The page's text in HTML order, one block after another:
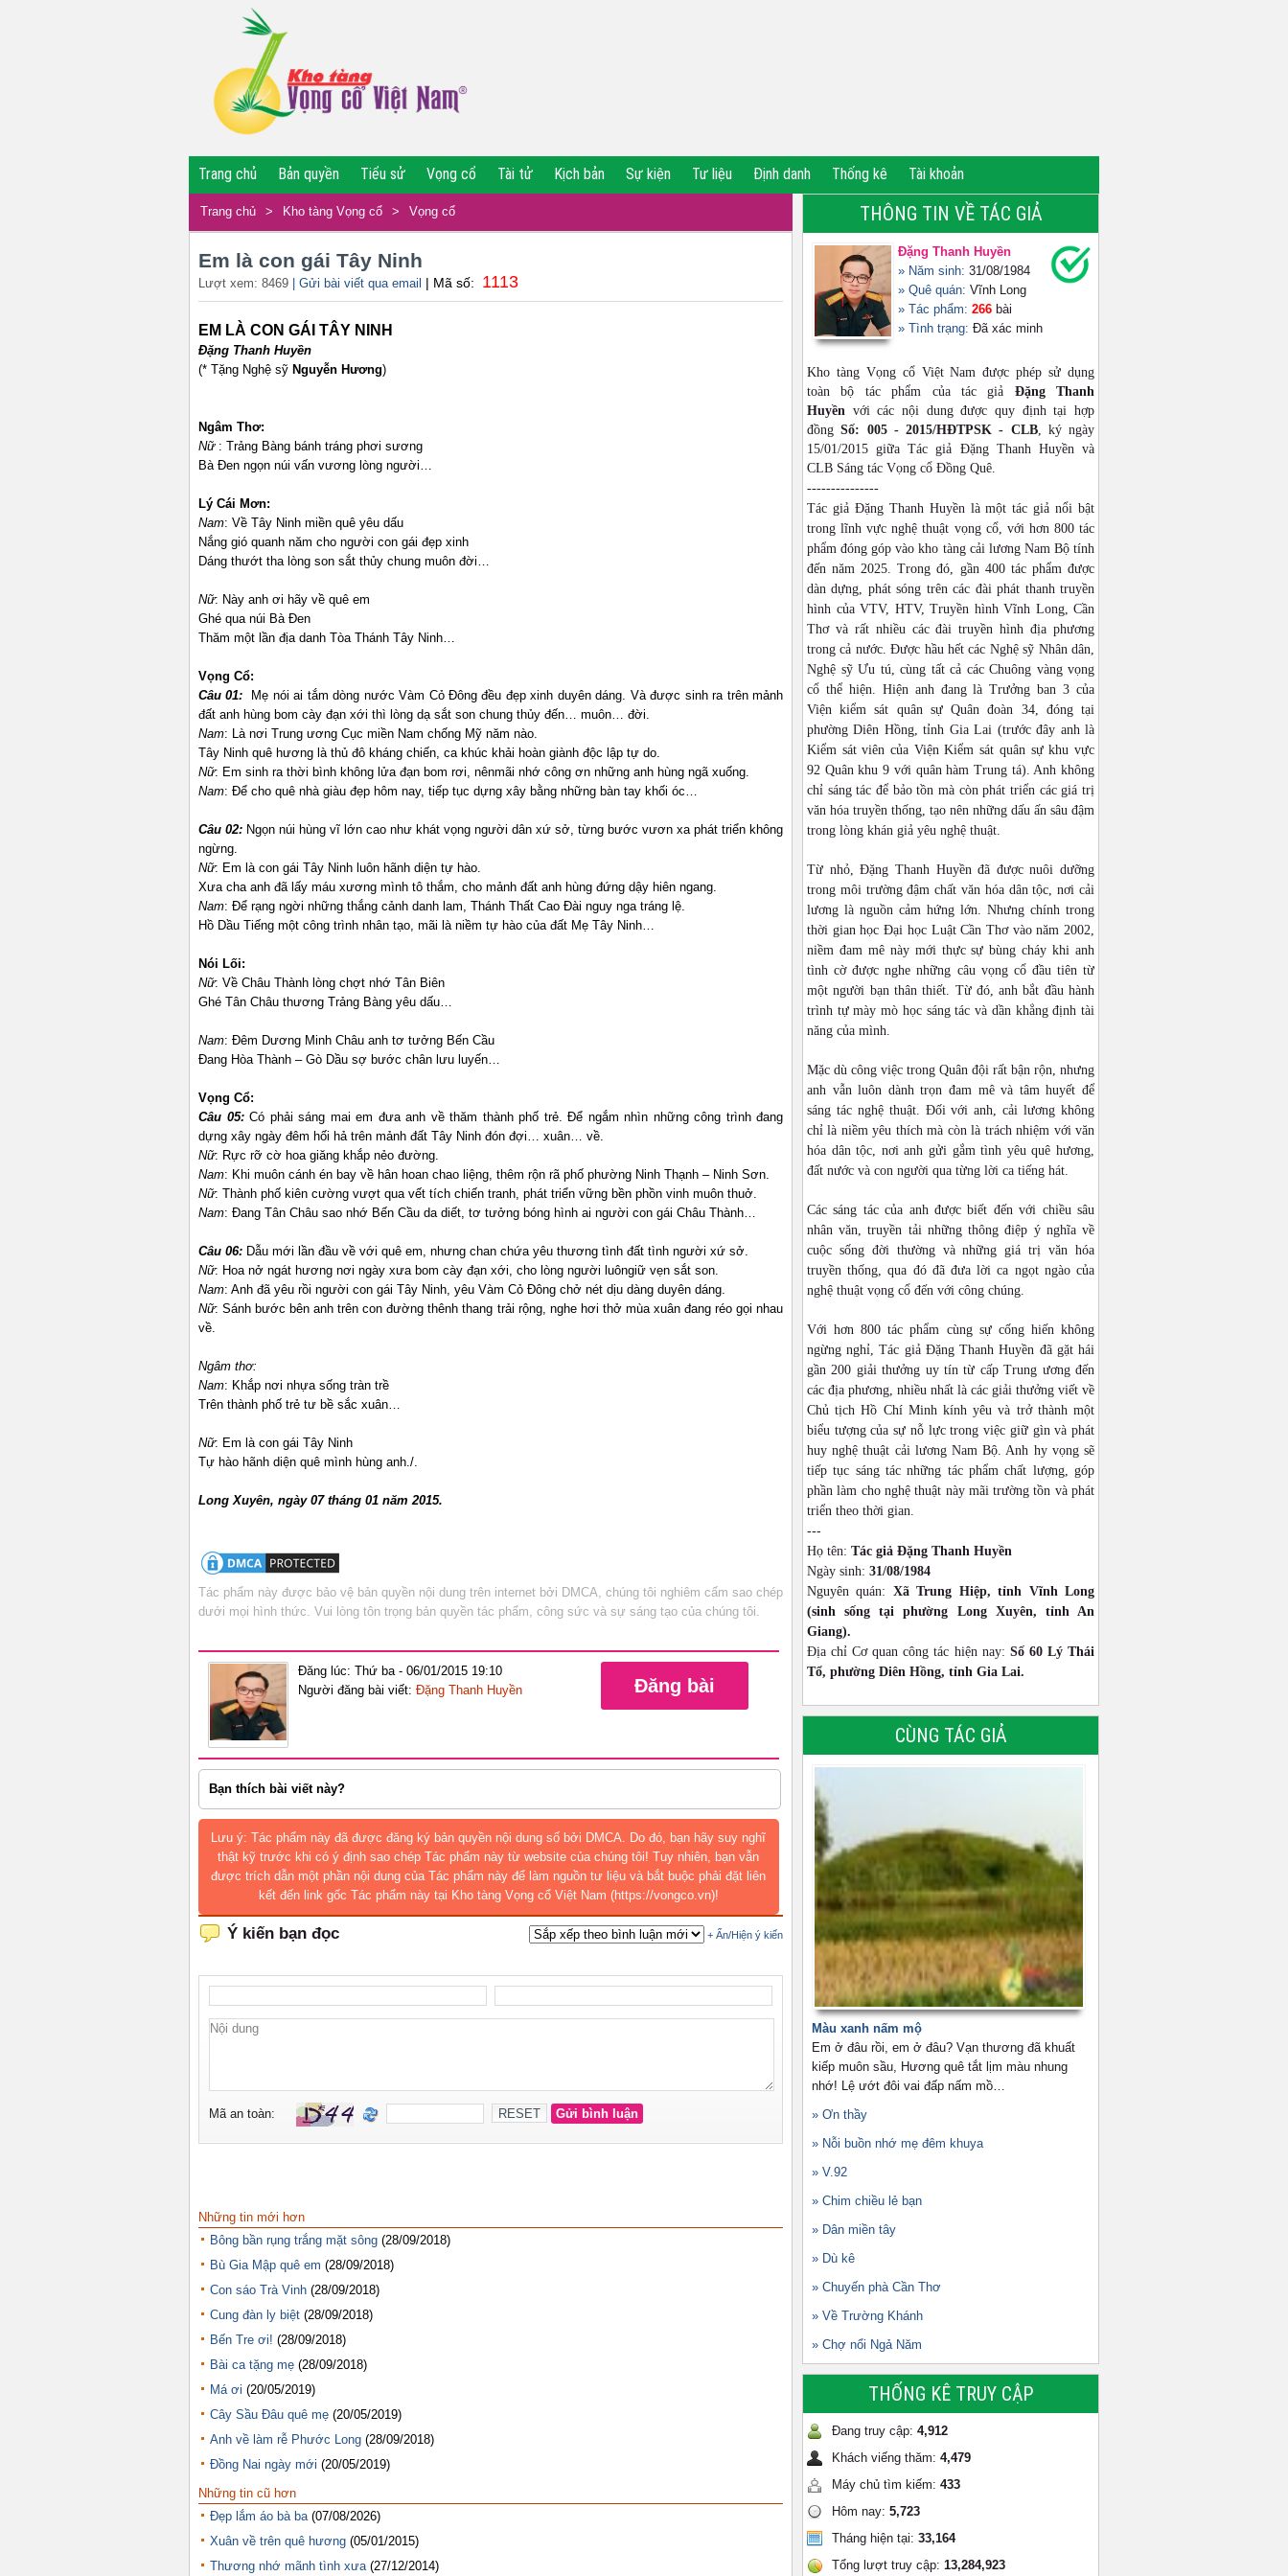
Trang chủ Bản quyền Tiểu sử Vọng cổ Tài tử Kịch bản Sự kiện Tư liệu Định danh Thống kê Tài khoản
Trang chủ > Kho tàng Vọng cổ > Vọng cổ
Em là con gái Tây Ninh
Lượt xem: 8469 | Gửi bài viết qua email | Mã số: 1113
EM LÀ CON GÁI TÂY NINH
Đặng Thanh Huyền
(* Tặng Nghệ sỹ Nguyễn Hương)
Ngâm Thơ:
Nữ : Trảng Bàng bánh tráng phơi sương
Bà Đen ngọn núi vấn vương lòng người…
Lý Cái Mơn:
Nam: Về Tây Ninh miền quê yêu dấu
Nắng gió quanh năm cho người con gái đẹp xinh
Dáng thướt tha lòng son sắt thủy chung muôn đời…
Nữ: Này anh ơi hãy về quê em
Ghé qua núi Bà Đen
Thăm một lần địa danh Tòa Thánh Tây Ninh…
Vọng Cổ:
Câu 01: Mẹ nói ai tắm dòng nước Vàm Cỏ Đông đều đẹp xinh duyên dáng. Và được sinh ra trên mảnh
đất anh hùng bom cày đạn xới thì lòng dạ sắt son chung thủy đến… muôn… đời.
Nam: Là nơi Trung ương Cục miền Nam chống Mỹ năm nào.
Tây Ninh quê hương là thủ đô kháng chiến, ca khúc khải hoàn giành độc lập tự do.
Nữ: Em sinh ra thời bình không lửa đạn bom rơi, nênmãi nhớ công ơn những anh hùng ngã xuống.
Nam: Để cho quê nhà giàu đẹp hôm nay, tiếp tục dựng xây bằng những bàn tay khối óc…
Câu 02: Ngọn núi hùng vĩ lớn cao như khát vọng người dân xứ sở, từng bước vươn xa phát triển không
ngừng.
Nữ: Em là con gái Tây Ninh luôn hãnh diện tự hào.
Xưa cha anh đã lấy máu xương mình tô thắm, cho mảnh đất anh hùng đứng dậy hiên ngang.
Nam: Để rạng ngời những thắng cảnh danh lam, Thánh Thất Cao Đài nguy nga tráng lệ.
Hồ Dầu Tiếng một công trình nhân tạo, mãi là niềm tự hào của đất Mẹ Tây Ninh…
Nói Lối:
Nữ: Về Châu Thành lòng chợt nhớ Tân Biên
Ghé Tân Châu thương Trảng Bàng yêu dấu…
Nam: Đêm Dương Minh Châu anh tơ tưởng Bến Cầu
Đang Hòa Thành – Gò Dầu sợ bước chân lưu luyến…
Vọng Cổ:
Câu 05: Có phải sáng mai em đưa anh về thăm thành phố trẻ. Để ngắm nhìn những công trình đang
dựng xây ngày đêm hối hả trên mảnh đất Tây Ninh đón đợi… xuân… về.
Nữ: Rực rỡ cờ hoa giăng khắp nẻo đường.
Nam: Khi muôn cánh én bay về hân hoan chao liệng, thêm rộn rã phố phường Ninh Thạnh – Ninh Sơn.
Nữ: Thành phố kiên cường vượt qua vết tích chiến tranh, phát triển vững bền phồn vinh muôn thuở.
Nam: Đang Tân Châu sao nhớ Bến Cầu da diết, tơ tưởng bóng hình ai người con gái Châu Thành…
Câu 06: Dẫu mới lần đầu về với quê em, nhưng chan chứa yêu thương tình đất tình người xứ sở.
Nữ: Hoa nở ngát hương nơi ngày xưa bom cày đạn xới, cho lòng người luôngiữ vẹn sắt son.
Nam: Anh đã yêu rồi người con gái Tây Ninh, yêu Vàm Cỏ Đông chở nét dịu dàng duyên dáng.
Nữ: Sánh bước bên anh trên con đường thênh thang trải rộng, nghe hơi thở mùa xuân đang réo gọi nhau
về.
Ngâm thơ:
Nam: Khắp nơi nhựa sống tràn trề
Trên thành phố trẻ tư bề sắc xuân…
Nữ: Em là con gái Tây Ninh
Tự hào hãnh diện quê mình hùng anh./.
Long Xuyên, ngày 07 tháng 01 năm 2015.
Tác phẩm này được bảo vệ bản quyền nội dung trên internet bởi DMCA, chúng tôi nghiêm cấm sao chép
dưới mọi hình thức. Vui lòng tôn trọng bản quyền tác phẩm, công sức và sự sáng tạo của chúng tôi.
Đăng lúc: Thứ ba - 06/01/2015 19:10
Người đăng bài viết: Đặng Thanh Huyền Đăng bài
Bạn thích bài viết này?
Lưu ý: Tác phẩm này đã được đăng ký bản quyền nội dung số bởi DMCA. Do đó, bạn hãy suy nghĩ
thật kỹ trước khi có ý định sao chép Tác phẩm này từ website của chúng tôi! Tuy nhiên, bạn vẫn
được trích dẫn một phần nội dung của Tác phẩm này để làm nguồn tư liệu và bắt buộc phải đặt liên
kết đến link gốc Tác phẩm này tại Kho tàng Vọng cổ Việt Nam (https://vongco.vn)!
Những tin mới hơn
Bông bần rụng trắng mặt sông (28/09/2018)
Bù Gia Mập quê em (28/09/2018)
Con sáo Trà Vinh (28/09/2018)
Cung đàn ly biệt (28/09/2018)
Bến Tre ơi! (28/09/2018)
Bài ca tặng mẹ (28/09/2018)
Má ơi (20/05/2019)
Cây Sầu Đâu quê mẹ (20/05/2019)
Anh về làm rễ Phước Long (28/09/2018)
Đồng Nai ngày mới (20/05/2019)
Những tin cũ hơn
Đẹp lắm áo bà ba (07/08/2026)
Xuân về trên quê hương (05/01/2015)
Thương nhớ mãnh tình xưa (27/12/2014)
THÔNG TIN VỀ TÁC GIẢ
Đặng Thanh Huyền
» Năm sinh: 31/08/1984
» Quê quán: Vĩnh Long
» Tác phẩm: 266 bài
» Tình trạng: Đã xác minh
Kho tàng Vọng cổ Việt Nam được phép sử dụng
toàn bộ tác phẩm của tác giả Đặng Thanh
Huyền với các nội dung được quy định tại hợp
đồngSố: 005 - 2015/HĐTPSK - CLB, ký ngày
15/01/2015 giữa Tác giả Đặng Thanh Huyền và
CLB Sáng tác Vọng cổ Đồng Quê.
---------------
Tác giả Đặng Thanh Huyền là một tác giả nổi bật
trong lĩnh vực nghệ thuật vọng cổ, với hơn 800 tác
phẩm đóng góp vào kho tàng cải lương Nam Bộ tính
đến năm 2025. Trong đó, gần 400 tác phẩm được
dàn dựng, phát sóng trên các đài phát thanh truyền
hình của VTV, HTV, Truyền hình Vĩnh Long, Cần
Thơ và rất nhiều các đài truyền hình địa phương
trong cả nước. Được hầu hết các Nghệ sỹ Nhân dân,
Nghệ sỹ Ưu tú, cùng tất cả các Chuông vàng vọng
cổ thể hiện. Hiện anh đang là Trưởng ban 3 của
Viện kiểm sát quân sự Quân đoàn 34, đóng tại
phường Diên Hồng, tỉnh Gia Lai (trước đây anh là
Kiểm sát viên của Viện Kiểm sát quân sự khu vực
92 Quân khu 9 với quân hàm Trung tá). Anh không
chỉ sáng tác để bảo tồn mà còn phát triển các giá trị
văn hóa truyền thống, tạo nên những dấu ấn sâu đậm
trong lòng khán giả yêu nghệ thuật.
Từ nhỏ, Đặng Thanh Huyền đã được nuôi dưỡng
trong môi trường đậm chất văn hóa dân tộc, nơi cải
lương là nguồn cảm hứng lớn. Nhưng chính trong
thời gian học Đại học Luật Cần Thơ vào năm 2002,
niềm đam mê này mới thực sự bùng cháy khi anh
tình cờ được nghe những câu vọng cổ đầu tiên từ
một người bạn thân thiết. Từ đó, anh bắt đầu hành
trình tự mày mò học sáng tác và dần khẳng định tài
năng của mình.
Mặc dù công việc trong Quân đội rất bận rộn, nhưng
anh vẫn luôn dành trọn đam mê và tâm huyết để
sáng tác nghệ thuật. Đối với anh, cải lương không
chỉ là niềm yêu thích mà còn là trách nhiệm với văn
hóa dân tộc, nơi anh gửi gắm tình yêu quê hương,
đất nước và con người qua từng lời ca tiếng hát.
Các sáng tác của anh được biết đến với chiều sâu
nhân văn, truyền tải những thông điệp ý nghĩa về
cuộc sống đời thường và những giá trị văn hóa
truyền thống, qua đó đã đưa lời ca ngọt ngào của
nghệ thuật vọng cổ đến với công chúng.
Với hơn 800 tác phẩm cùng sự cống hiến không
ngừng nghỉ, Tác giả Đặng Thanh Huyền đã gặt hái
gần 200 giải thưởng uy tín từ cấp Trung ương đến
các địa phương, nhiều nhất là các giải thưởng viết về
Chủ tịch Hồ Chí Minh kính yêu và trở thành một
biểu tượng của sự nỗ lực trong việc giữ gìn và phát
huy nghệ thuật cải lương Nam Bộ. Anh hy vọng sẽ
tiếp tục sáng tác những tác phẩm chất lượng, góp
phần làm cho nghệ thuật này mãi trường tồn và phát
triển theo thời gian.
---
Họ tên: Tác giả Đặng Thanh Huyền
Ngày sinh: 31/08/1984
Nguyên quán: Xã Trung Hiệp, tỉnh Vĩnh Long
(sinh sống tại phường Long Xuyên, tỉnh An
Giang).
Địa chỉ Cơ quan công tác hiện nay: Số 60 Lý Thái
Tổ, phường Diên Hồng, tỉnh Gia Lai.
CÙNG TÁC GIẢ
Màu xanh nấm mộ
Em ở đâu rồi, em ở đâu? Vạn thương đã khuất
kiếp muôn sầu, Hương quê tắt lịm màu nhung
nhớ! Lệ ướt đôi vai đấp nấm mồ…
» Ơn thầy
» Nỗi buồn nhớ mẹ đêm khuya
» V.92
» Chim chiều lẻ bạn
» Dân miền tây
» Dù kê
» Chuyến phà Cần Thơ
» Về Trường Khánh
» Chợ nổi Ngả Năm
THỐNG KÊ TRUY CẬP
Đang truy cập: 4,912
Khách viếng thăm: 4,479
Máy chủ tìm kiếm: 433
Hôm nay: 5,723
Tháng hiện tại: 33,164
Tổng lượt truy cập: 13,284,923